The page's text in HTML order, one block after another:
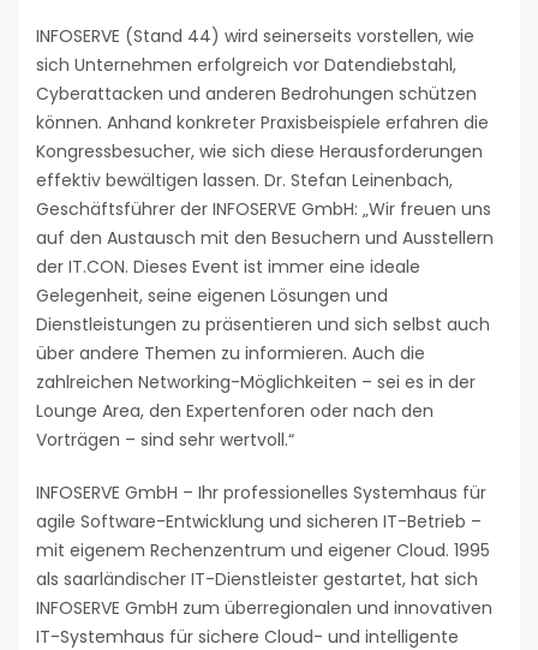
INFOSERVE (Stand 44) wird seinerseits vorstellen, wie
sich Unternehmen erfolgreich vor Datendiebstahl,
Cyberattacken und anderen Bedrohungen schützen
können. Anhand konkreter Praxisbeispiele erfahren die
Kongressbesucher, wie sich diese Herausforderungen
effektiv bewältigen lassen. Dr. Stefan Leinenbach,
Geschäftsführer der INFOSERVE GmbH: „Wir freuen uns
auf den Austausch mit den Besuchern und Ausstellern
der IT.CON. Dieses Event ist immer eine ideale
Gelegenheit, seine eigenen Lösungen und
Dienstleistungen zu präsentieren und sich selbst auch
über andere Themen zu informieren. Auch die
zahlreichen Networking-Möglichkeiten – sei es in der
Lounge Area, den Expertenforen oder nach den
Vorträgen – sind sehr wertvoll.“
INFOSERVE GmbH – Ihr professionelles Systemhaus für
agile Software-Entwicklung und sicheren IT-Betrieb –
mit eigenem Rechenzentrum und eigener Cloud. 1995
als saarländischer IT-Dienstleister gestartet, hat sich
INFOSERVE GmbH zum überregionalen und innovativen
IT-Systemhaus für sichere Cloud- und intelligente